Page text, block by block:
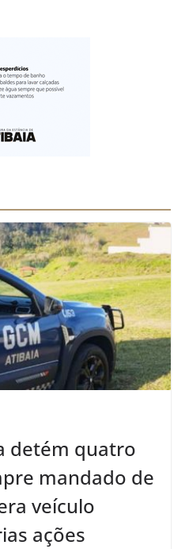
detém quatro
mandado de
veículo
ações